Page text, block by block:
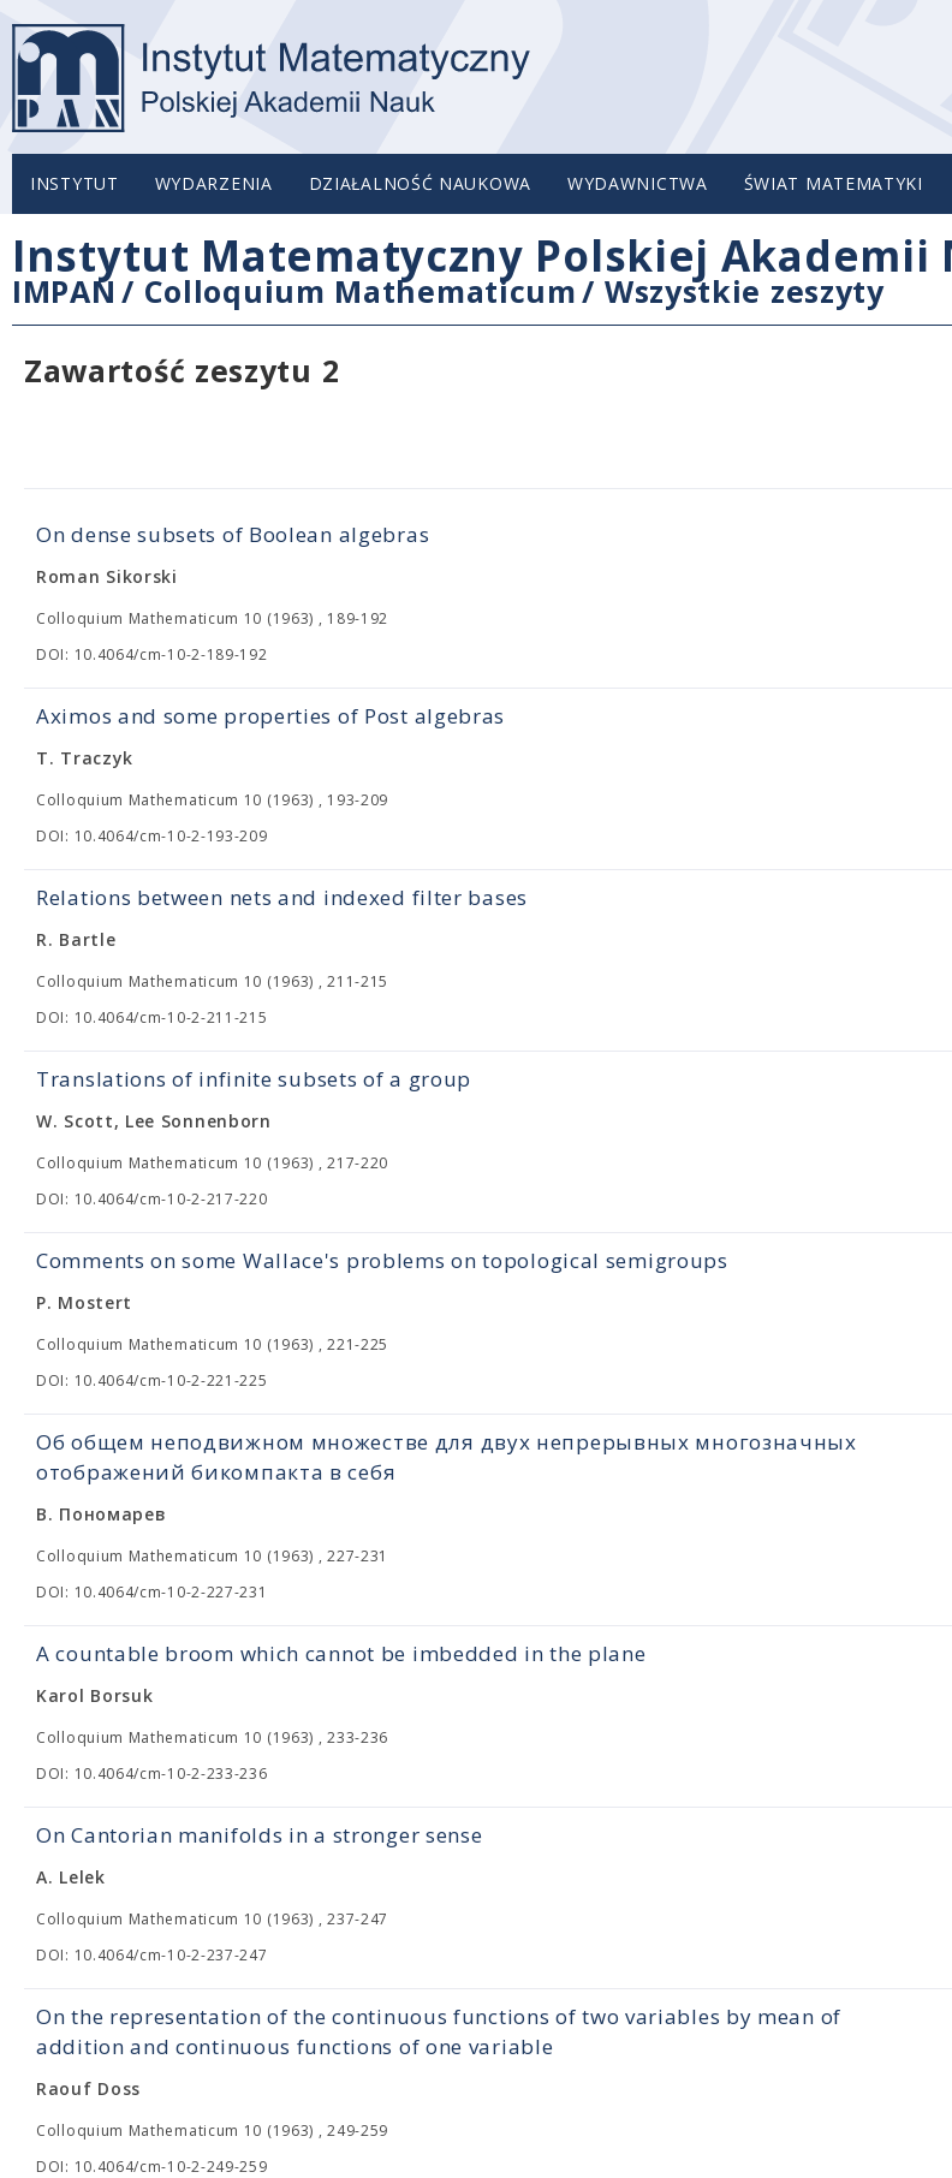
INSTYTUT WYDARZENIA DZIAŁALNOŚĆ NAUKOWA WYDAWNICTWA ŚWIAT MATEMATYKI
Instytut Matematyczny Polskiej Akademii
IMPAN / Colloquium Mathematicum/ Wszystkie zeszyty
Zawartość zeszytu 2
On dense subsets of Boolean algebras
Roman Sikorski
Colloquium Mathematicum 10 (1963) , 189-192
DOI: 10.4064/cm-10-2-189-192
Aximos and some properties of Post algebras
T. Traczyk
Colloquium Mathematicum 10 (1963) , 193-209
DOI: 10.4064/cm-10-2-193-209
Relations between nets and indexed filter bases
R. Bartle
Colloquium Mathematicum 10 (1963) , 211-215
DOI: 10.4064/cm-10-2-211-215
Translations of infinite subsets of a group
W. Scott, Lee Sonnenborn
Colloquium Mathematicum 10 (1963) , 217-220
DOI: 10.4064/cm-10-2-217-220
Comments on some Wallace's problems on topological semigroups
P. Mostert
Colloquium Mathematicum 10 (1963) , 221-225
DOI: 10.4064/cm-10-2-221-225
Об общем неподвижном множестве для двух непрерывных многозначных
отображений бикомпакта в себя
В. Пoномapeв
Colloquium Mathematicum 10 (1963) , 227-231
DOI: 10.4064/cm-10-2-227-231
A countable broom which cannot be imbedded in the plane
Karol Borsuk
Colloquium Mathematicum 10 (1963) , 233-236
DOI: 10.4064/cm-10-2-233-236
On Cantorian manifolds in a stronger sense
A. Lelek
Colloquium Mathematicum 10 (1963) , 237-247
DOI: 10.4064/cm-10-2-237-247
On the representation of the continuous functions of two variables by mean of
addition and continuous functions of one variable
Raouf Doss
Colloquium Mathematicum 10 (1963) , 249-259
DOI: 10.4064/cm-10-2-249-259